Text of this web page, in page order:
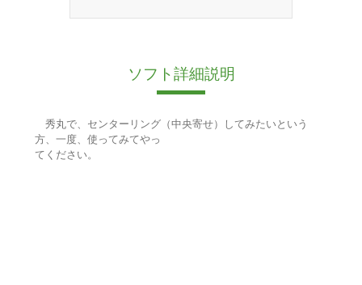
ソフト詳細説明
秀丸で、センターリング（中央寄せ）してみたいという
方、一度、使ってみてやっ
てください。